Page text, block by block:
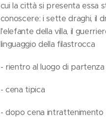
cui la città si presenta essa
conoscere: i sette draghi, il
l'elefante della villa, il
linguaggio della filastrocca
- rientro al luogo di
- cena tipica
- dopo cena intrattenimento